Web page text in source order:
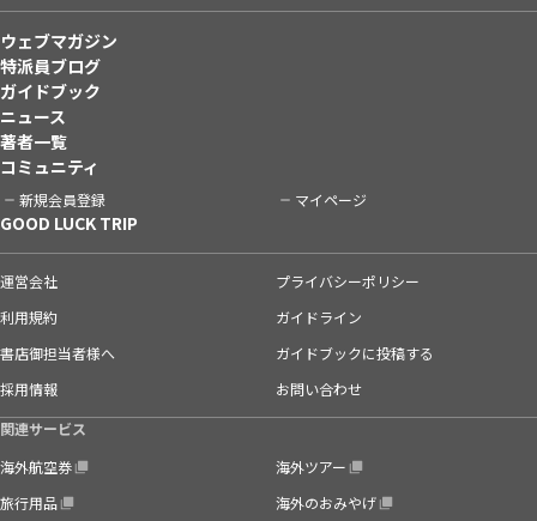
ウェブマガジン
特派員ブログ
ガイドブック
ニュース
著者一覧
コミュニティ
新規会員登録 マイページ
GOOD LUCK TRIP
運営会社
プライバシーポリシー
利用規約
ガイドライン
書店御担当者様へ
ガイドブックに投稿する
採用情報
お問い合わせ
関連サービス
海外航空券
海外ツアー
旅行用品
海外のおみやげ